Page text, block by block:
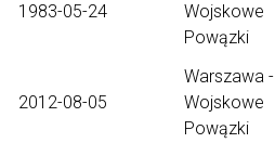
1983-05-24
Wojskowe
Powązki
2012-08-05
Warszawa -
Wojskowe
Powązki